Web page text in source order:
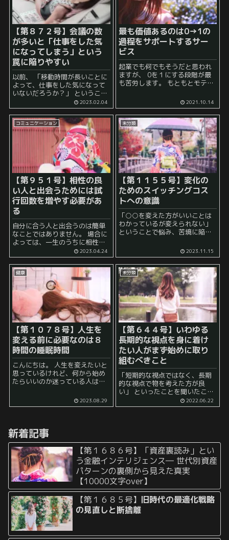
【第８７２号】会議の数
が多いと「仕事をした気
になってしまう」という
罠に陥りやすい
以前、 「移動時間が長いことに
よって、仕事をした気になって
いないだろうか？」 ということ
について、書きました。 これと
似たような話として、 「会議の
数が多いと仕事をした気になっ
てしまう」 という現...
2023.02.04
最も価値あるのは0→1の
過程をサポートするサー
ビス
起業でも何でもそうだと思われ
ますが、 0を１にする段階が最
も苦労します。 もともとモテる
いう正のスパイラルが存在する
ようですが、 これまでの人生で
一度もモテたことがないという
人は厳しい戦いを強...
2021.10.14
コミュニケーション
【第９５１号】相性の良
い人と出会うためには試
行回数を増やす必要があ
る
自分に合う人と出会うのは簡単
なことではありません。 場合に
よっては、一生のうちに相性の
良い人とは出会えない可能性す
らあります。 相性の良い人と出
会うには、多くの人と出会い、
失敗を繰り返し、自分がこだわ
っていないとこ...
2023.04.24
未分類
【第１１５５号】変化の
ためのスイッチングコス
トへの意識
「○○を変えた方がいいことは
わかっているが変えられない」
ということで悩み、苦境に陥っ
企業的な風潮があるため、辞め
た方がいいことはわかっている
がそれができない」...
2023.11.15
健康
【第１０７８号】人生を
変える前に必要なのは８
時間の睡眠時間
こんにちは。 人生を変えたいと
思っているけれど、何から始め
たらいいのか迷っている人は多
体何から始めたらいいのかわか
らない」 と途方に暮れている人
2023.08.29
未分類
【第６４４号】いわゆる
長期的な視点を身に着け
たい人がまず始めに取り
組むべきこと
「短期的な視点ではなく、長期
的な視点で物を考えた方が良
い」 といったことを聞いたこと
る人はそこそこいるのではない
2022.06.22
新着記事
【第１６８６号】「資産裏読み」とい
う金融インテリジェンス― 世代別資産
パターンの裏側から見えた真実
【10000文字over】
【第１６８５号】 旧時代の最適化戦略
の見直しと断捨離